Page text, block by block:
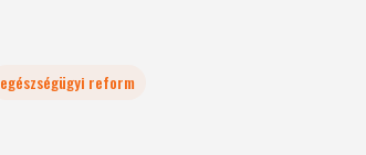
egészségügyi reform